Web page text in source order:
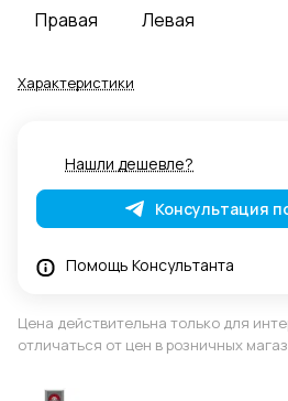
Правая Левая
Характеристики
Нашли дешевле?
Консультация
Помощь Консультанта
Цена действительна только для
отличаться от цен в розничных